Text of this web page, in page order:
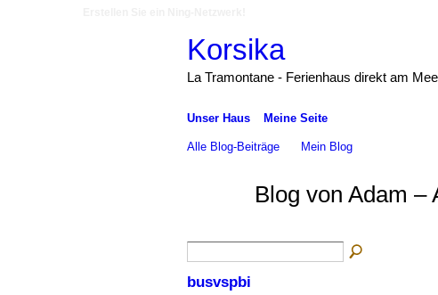
Korsika
La Tramontane - Ferienhaus direkt am
Unser Haus Meine Seite
Alle Blog-Beiträge Mein Blog
Blog von Adam –
busvspbi